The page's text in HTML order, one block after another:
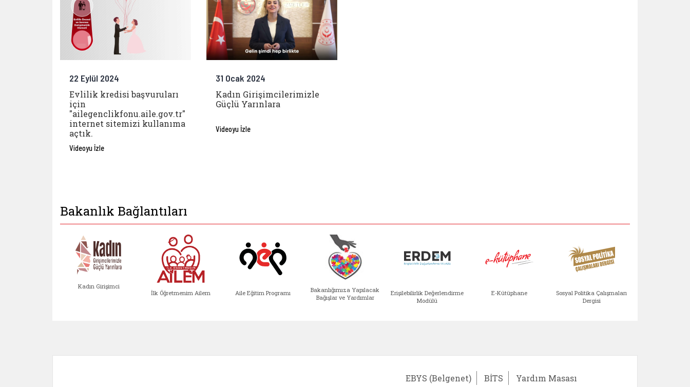
22 Eylül 2024
Evlilik kredisi başvuruları
için
"ailegenclikfonu.aile.gov.tr"
internet sitemizi kullanıma
açtık.
Videoyu İzle
31 Ocak 2024
Kadın Girişimcilerimizle
Güçlü Yarınlara
Videoyu İzle
Bakanlık Bağlantıları
Kadın Girişimci
İlk Öğretmenim Ailem Aile Eğitim Programı
Bakanlığımıza Yapılacak
Bağışlar ve Yardımlar
Erişilebilirlik Değerlendirme
Modülü
E-Kütüphane
Sosyal Politika Çalışmaları
Dergisi
EBYS (Belgenet) BİTS Yardım Masası